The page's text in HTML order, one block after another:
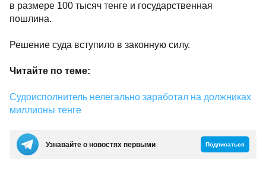
в размере 100 тысяч тенге и государственная
пошлина.
Решение суда вступило в законную силу.
Читайте по теме:
Судоисполнитель нелегально заработал на должниках
миллионы тенге
Узнавайте о новостях первыми Подписаться